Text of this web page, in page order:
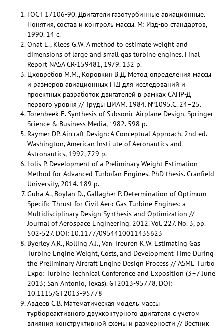
ГОСТ 17106-90. Двигатели газотурбинные авиационные.
Понятия, состав и контроль массы. М: Изд-во стандартов,
1990. 14 с.
Onat E., Klees G.W. A method to estimate weight and
dimensions of large and small gas turbine engines. Final
Report NASA CR-159481, 1979. 132 p.
Цховребов М.М., Коровкин В.Д. Метод определения массы
и размеров авиационных ГТД для исследований и
проектных разработок двигателей в рамках САПР-Д
первого уровня // Труды ЦИАМ. 1984. №1095.С. 24–25.
Torenbeek E. Synthesis of Subsonic Airplane Design. Springer
Science & Business Media, 1982. 598 p.
Raymer DP. Aircraft Design: A Conceptual Approach. 2nd ed.
Washington, American Institute of Aeronautics and
Astronautics, 1992, 729 p.
Lolis P. Development of a Preliminary Weight Estimation
Method for Advanced Turbofan Engines. PhD thesis. Cranfield
University, 2014. 189 p.
Guha A., Boylan D., Gallagher P. Determination of Optimum
Specific Thrust for Civil Aero Gas Turbine Engines: a
Multidisciplinary Design Synthesis and Optimization //
Journal of Aerospace Engineering. 2012. Vol. 227. No. 3, pp.
502-527. DOI: 10.1177/0954410011435623
Byerley A.R., Rolling A.J., Van Treuren K.W. Estimating Gas
Turbine Engine Weight, Costs, and Development Time During
the Preliminary Aircraft Engine Design Process // ASME Turbo
Expo: Turbine Technical Conference and Exposition (3–7 June
2013; San Antonio, Texas). GT2013-95778. DOI:
10.1115/GT2013-95778
Авдеев С.В. Математическая модель массы
турбореактивного двухконтурного двигателя с учетом
влияния конструктивной схемы и размерности // Вестник